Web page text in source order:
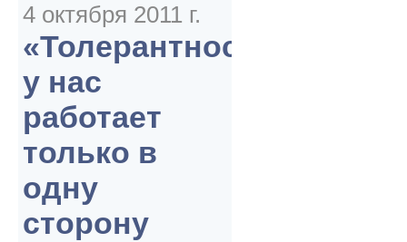
4 октября 2011 г.
«Толерантность»
у нас
работает
только в
одну
сторону